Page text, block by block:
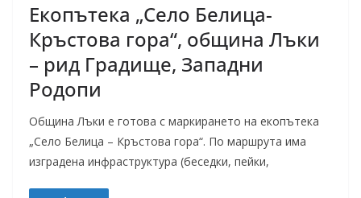
Екопътека „Село Белица-
Кръстова гора“, община Лъки
– рид Градище, Западни
Родопи
Община Лъки е готова с маркирането на екопътека
„Село Белица – Кръстова гора“. По маршрута има
изградена инфраструктура (беседки, пейки,